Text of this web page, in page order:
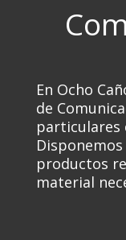
En Ocho
de
particulares
productos
material